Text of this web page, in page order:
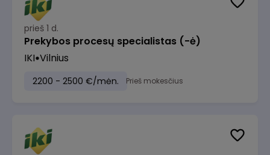
prieš 1 d.
Prekybos procesų specialistas (-ė)
IKI Vilnius
2200 - 2500 €/mėn. Prieš mokesčius